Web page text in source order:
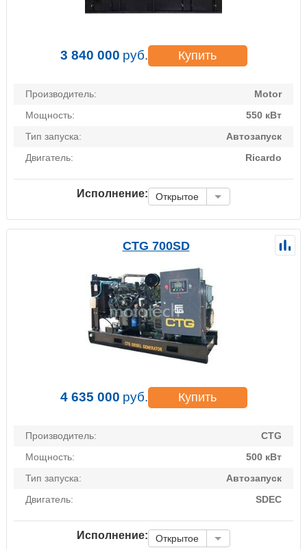
3 840 000 руб. Купить
Производитель:
Motor
Мощность:
550 кВт
Тип запуска:
Автозапуск
Двигатель:
Ricardo
Исполнение: Открытое
CTG 700SD
4 635 000 руб. Купить
Производитель:
CTG
Мощность:
500 кВт
Тип запуска:
Автозапуск
Двигатель:
SDEC
Исполнение: Открытое